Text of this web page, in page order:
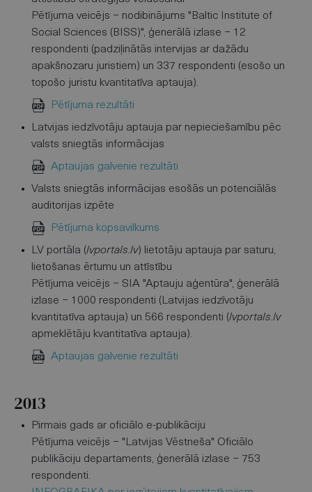
Pētījuma veicējs − nodibinājums "Baltic Institute of
Social Sciences (BISS)", ģenerālā izlase − 12
respondenti (padziļinātās intervijas ar dažādu
apakšnozaru juristiem) un 337 respondenti (esošo un
topošo juristu kvantitatīva aptauja).
Pētījuma rezultāti
Latvijas iedzīvotāju aptauja par nepieciešamību pēc
valsts sniegtās informācijas
Aptaujas galvenie rezultāti
Valsts sniegtās informācijas esošās un potenciālās
auditorijas izpēte
Pētījuma kopsavilkums
LV portāla (lvportals.lv) lietotāju aptauja par saturu,
lietošanas ērtumu un attīstību
Pētījuma veicējs − SIA "Aptauju aģentūra", ģenerālā
izlase − 1000 respondenti (Latvijas iedzīvotāju
kvantitatīva aptauja) un 566 respondenti (lvportals.lv
apmeklētāju kvantitatīva aptauja).
Aptaujas galvenie rezultāti
2013
Pirmais gads ar oficiālo e-publikāciju
Pētījuma veicējs − "Latvijas Vēstneša" Oficiālo
publikāciju departaments, ģenerālā izlase − 753
respondenti.